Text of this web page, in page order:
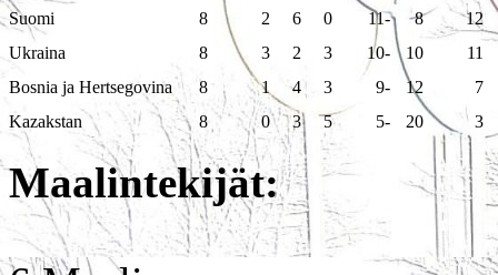
Suomi 8 2 6 0 11- 8
12
Ukraina
8 3 2 3 10- 10
11
Bosnia ja Hertsegovina
8 1 4 3 9- 12
7
Kazakstan
8 0 3 5 5- 20 3
Maalintekijät: